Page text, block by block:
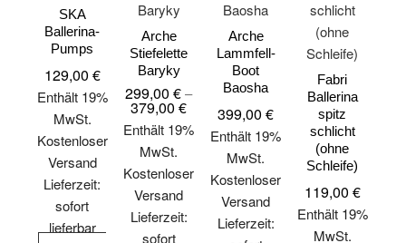
gewählt
auf
Produktseite
gewählt
werden
SKA
Ballerina-
Pumps
129,00 €
Enthält 19%
MwSt.
Kostenloser
Versand
Lieferzeit:
sofort
lieferbar
Arche
Stiefelette
Baryky
299,00€ –
379,00€Preisspanne:
299,00 €
bis
379,00 €
Enthält 19%
MwSt.
Kostenloser
Versand
Lieferzeit:
sofort
Arche
Lammfell-
Boot
Baosha
399,00€
Enthält 19%
MwSt.
Kostenloser
Versand
Lieferzeit:
Fabri
Ballerina
spitz
schlicht
(ohne
Schleife)
119,00 €
Enthält 19%
MwSt.